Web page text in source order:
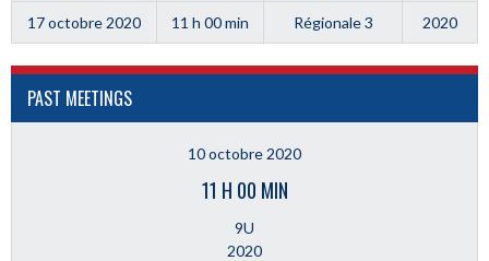
17 octobre 2020 11 h 00 min Régionale 3 2020
PAST MEETINGS
10 octobre 2020
11 H 00 MIN
9U
2020